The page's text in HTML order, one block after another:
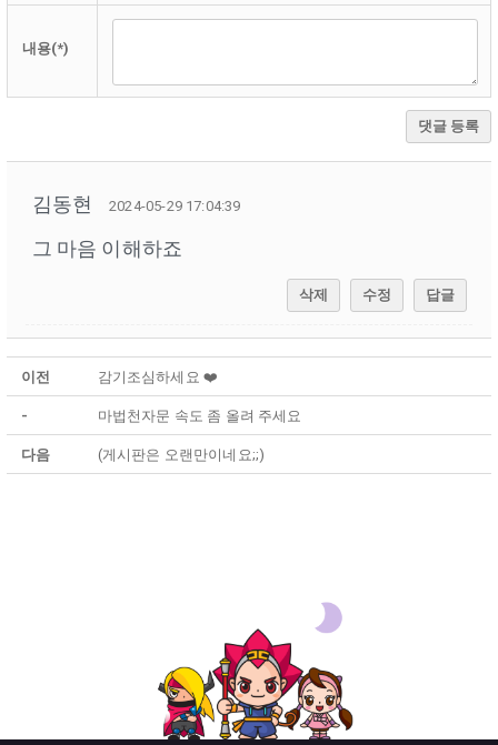
내용(*)
댓글 등록
김동현 2024-05-29 17:04:39
그 마음 이해하죠
삭제 수정 답글
이전 감기조심하세요 ❤️
- 마법천자문 속도 좀 올려 주세요
다음 (게시판은 오랜만이네요;;)